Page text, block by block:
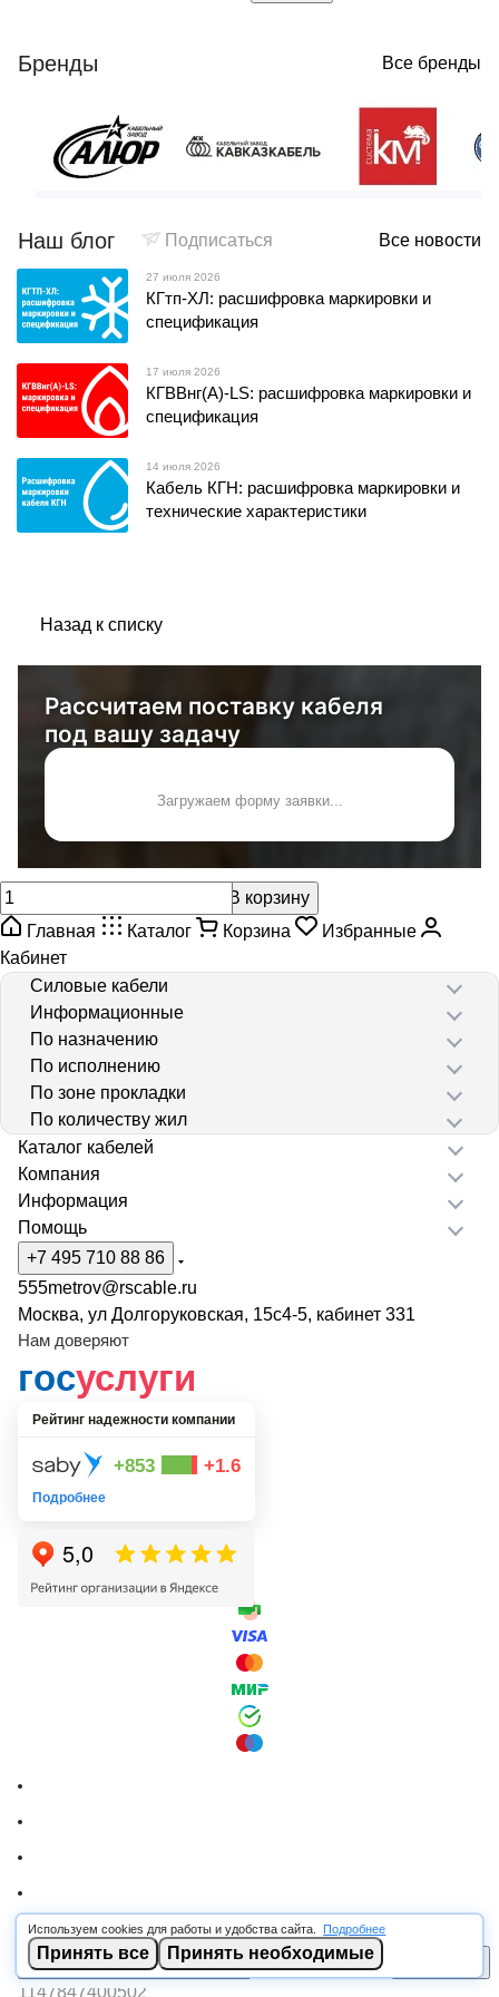
Бренды Все бренды
Наш блог Подписаться Все новости
27 июля 2026
КГтп-ХЛ: расшифровка маркировки и
спецификация
17 июля 2026
КГВВнг(А)-LS: расшифровка маркировки и
спецификация
14 июля 2026
Кабель КГН: расшифровка маркировки и
технические характеристики
Назад к списку
Рассчитаем поставку кабеля
под вашу задачу
Загружаем форму заявки...
Используем cookies для работы и удобства сайта. Подробнее
Принять все Принять необходимые
В корзину
Главная
Каталог Корзина
Избранные
Кабинет
Силовые кабели
Информационные
По назначению
По исполнению
По зоне прокладки
По количеству жил
Каталог кабелей
Компания
Информация
Помощь
+7 495 710 88 86
555metrov@rscable.ru
Москва, ул Долгоруковская, 15с4-5, кабинет 331
Нам доверяют
госуслуги
Рейтинг надежности компании
+853 +1.6
Подробнее
© 2026 RSCABLE.RU - Оптовая продажа кабеля
ООО «РОСКАБ», ИНН 7802877462, ОГРН
1147847400502